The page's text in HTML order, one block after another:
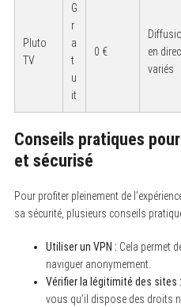
Pluto
TV
G
r
a
t
u
it
0 €
en
variés
Conseils pratiques
et sécurisé
Pour profiter pleinement de
sa sécurité, plusieurs conseils
Utiliser un VPN : Cela permet
naviguer anonymement.
Vérifier la légitimité des sites :
vous qu’il dispose des droits
r